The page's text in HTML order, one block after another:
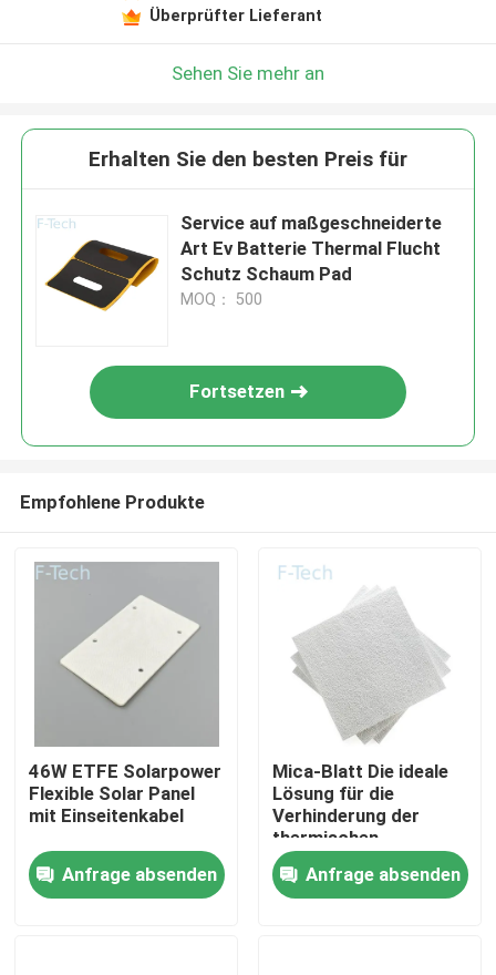
Zu Hause
Überprüfter Lieferant
Sehen Sie mehr an
Erhalten Sie den besten Preis für
Service auf maßgeschneiderte
Art Ev Batterie Thermal Flucht
Schutz Schaum Pad
MOQ： 500
Fortsetzen
Empfohlene Produkte
46W ETFE Solarpower
Flexible Solar Panel
mit Einseitenkabel
Anfrage absenden
Mica-Blatt Die ideale
Lösung für die
Verhinderung der
thermischen
Ausrottung der EV-
BatterieAnfrage absenden